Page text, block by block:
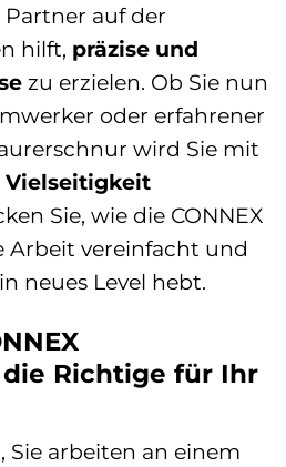
Partner auf der
hilft, präzise und
zu erzielen. Ob Sie nun
oder erfahrener
wird Sie mit
Sie, wie die CONNEX
Arbeit vereinfacht und
neues Level hebt.
Richtige für Ihr
Sie arbeiten an einem